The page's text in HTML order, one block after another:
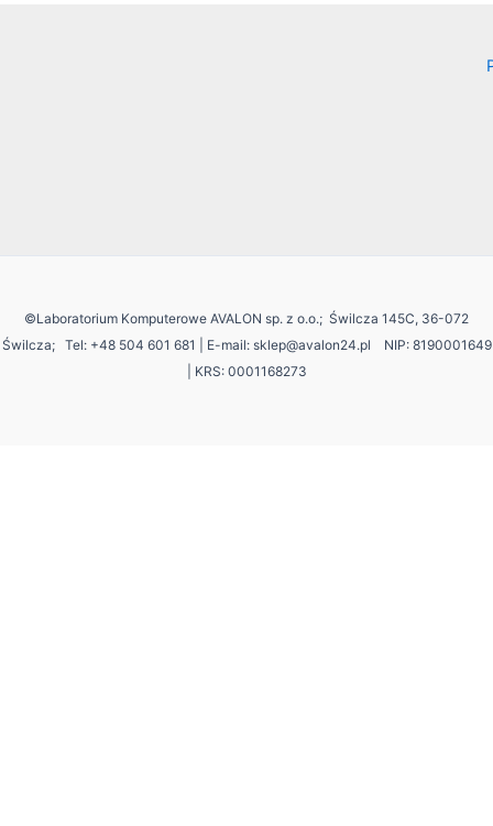
©Laboratorium Komputerowe AVALON sp. z o.o.; Świlcza 145C, 36-072
Świlcza; Tel: +48 504 601 681 | E-mail: sklep@avalon24.pl NIP: 8190001649
| KRS: 0001168273